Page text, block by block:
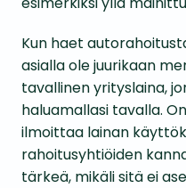
Kun haet
asialla ole juurikaan
tavallinen yrityslaina,
haluamallasi tavalla.
ilmoittaa lainan
rahoitusyhtiöiden
tärkeä, mikäli sitä ei